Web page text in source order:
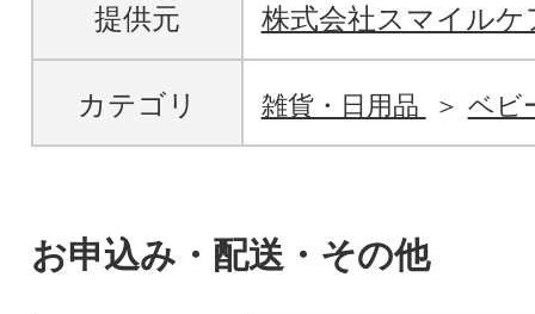
提供元 株式会社スマイル
カテゴリ 雑貨・日用品 ベビ
お申込み・配送・その他